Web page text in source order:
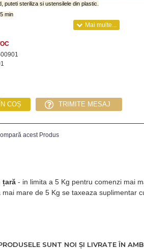
puteti steriliza si ustensilele din plastic.
min
COȘ TRIMITE MESAJ
acest Produs
țară - in limita a 5 Kg pentru comenzi mai
mare de 5 Kg se taxeaza suplimentar
SUNT NOI ȘI LIVRATE ÎN